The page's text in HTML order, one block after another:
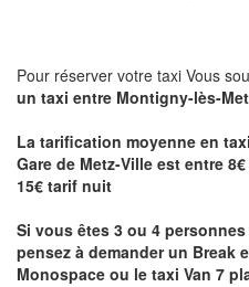
Pour réserver votre taxi Vous
un taxi entre Montigny-lès-
La tarification moyenne en
Gare de Metz-Ville est entre
15€ tarif nuit
Si vous êtes 3 ou 4
pensez à demander un Break
Monospace ou le taxi Van 7